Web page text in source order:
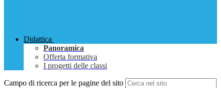
Didattica
Panoramica
Offerta formativa
I progetti delle classi
Campo di ricerca per le pagine del sito